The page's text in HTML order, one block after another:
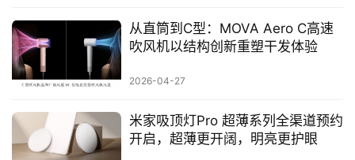
从直筒到C型：MOVA Aero C高速
吹风机以结构创新重塑干发体验
2026-04-27
米家吸顶灯Pro 超薄系列全渠道预约
开启，超薄更开阔，明亮更护眼